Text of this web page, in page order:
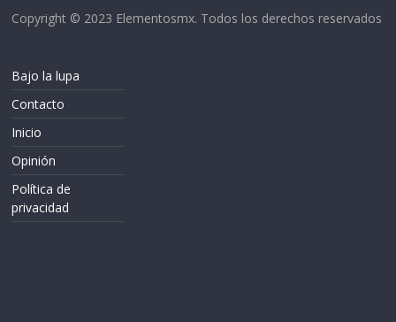
Copyright © 2023 Elementosmx. Todos los derechos reservados
Bajo la lupa
Contacto
Inicio
Opinión
Política de
privacidad